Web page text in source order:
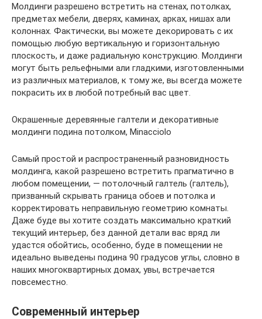
Молдинги разрешено встретить на стенах, потолках,
предметах мебели, дверях, каминах, арках, нишах али
колоннах. Фактически, вы можете декорировать с их
помощью любую вертикальную и горизонтальную
плоскость, и даже радиальную конструкцию. Молдинги
могут быть рельефными али гладкими, изготовленными
из различных материалов, к тому же, вы всегда можете
покрасить их в любой потребный вас цвет.
Окрашенные деревянные галтели и декоративные
молдинги подина потолком, Minacciolo
Самый простой и распространенный разновидность
молдинга, какой разрешено встретить прагматично в
любом помещении, — потолочный галтель (галтель),
призванный скрывать граница обоев и потолка и
корректировать неправильную геометрию комнаты.
Даже буде вы хотите создать максимально краткий
текущий интерьер, без данной детали вас вряд ли
удастся обойтись, особенно, буде в помещении не
идеально выведены подина 90 градусов углы, словно в
наших многоквартирных домах, увы, встречается
повсеместно.
Современный интерьер